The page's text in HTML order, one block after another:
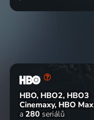
HBO, HBO2, HBO3
Cinemaxy, HBO Max
a 280 seriálů